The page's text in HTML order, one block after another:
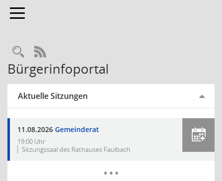
Toggle navigation
RSS-Feed
Bürgerinfoportal
Aktuelle Sitzungen
11.08.2026 Gemeinderat
19:00 Uhr
Sitzungssaal des Rathauses Faulbach
…